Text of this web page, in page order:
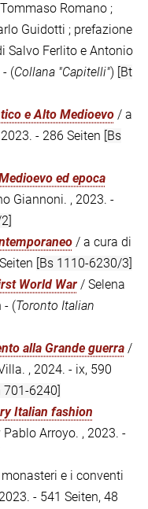
Romano ;
Guidotti ; prefazione
Salvo Ferlito e Antonio
- (Collana "Capitelli") [Bt
e Alto Medioevo / a
- 286 Seiten [Bs
ed epoca
Giannoni. , 2023. -
/ a cura di
[Bs 1110-6230/3]
World War / Selena
- (Toronto Italian
alla Grande guerra /
, 2024. - ix, 590
701-6240]
Italian fashion
Arroyo. , 2023. -
e i conventi
- 541 Seiten, 48